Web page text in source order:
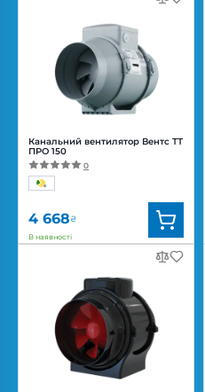
Канальний вентилятор Вентс ТТ
ПРО 150
0
4 668₴
В наявності
Вентс
Артикул:0687908677
Діаметр:
150 мм
Потужність:
42, 50 Вт
Рівень
шуму: